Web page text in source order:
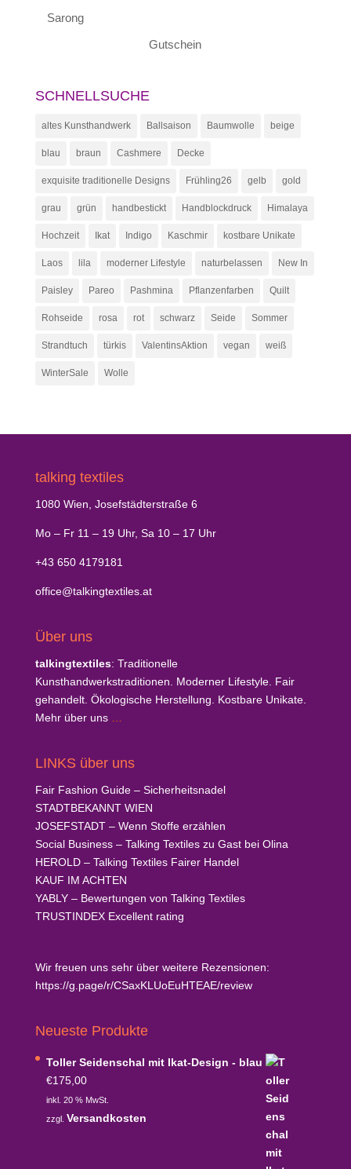
Sarong
Gutschein
SCHNELLSUCHE
altes Kunsthandwerk Ballsaison Baumwolle beige
blau braun Cashmere Decke
exquisite traditionelle Designs Frühling26 gelb gold
grau grün handbestickt Handblockdruck Himalaya
Hochzeit Ikat Indigo Kaschmir kostbare Unikate
Laos lila moderner Lifestyle naturbelassen New In
Paisley Pareo Pashmina Pflanzenfarben Quilt
Rohseide rosa rot schwarz Seide Sommer
Strandtuch türkis ValentinsAktion vegan weiß
WinterSale Wolle
talking textiles
1080 Wien, Josefstädterstraße 6
Mo – Fr 11 – 19 Uhr, Sa 10 – 17 Uhr
+43 650 4179181
office@talkingtextiles.at
Über uns
talkingtextiles: Traditionelle
Kunsthandwerkstraditionen. Moderner Lifestyle. Fair
gehandelt. Ökologische Herstellung. Kostbare Unikate.
Mehr über uns…
LINKS über uns
Fair Fashion Guide– Sicherheitsnadel
STADTBEKANNTWIEN
JOSEFSTADT– Wenn Stoffe erzählen
Social Business– Talking Textiles zu Gast bei Olina
HEROLD– Talking Textiles Fairer Handel
KAUF IM ACHTEN
YABLY– Bewertungen von Talking Textiles
TRUSTINDEXExcellent rating
Wir freuen uns sehr über weitere Rezensionen:
https://g.page/r/CSaxKLUoEuHTEAE/review
Neueste Produkte
Toller Seidenschal mit Ikat-Design - blau
€175,00
inkl. 20 % MwSt.
zzgl. Versandkosten